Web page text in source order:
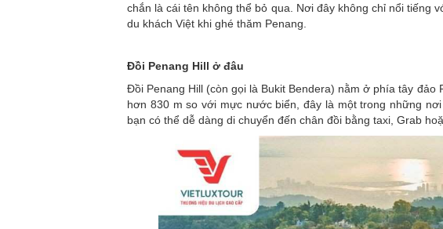
chắn là cái tên không thể bỏ qua. Nơi đây không chỉ nổi tiếng
du khách Việt khi ghé thăm Penang.
Đồi Penang Hill ở đâu
Đồi Penang Hill (còn gọi là Bukit Bendera) nằm ở phía tây
hơn 830 m so với mực nước biển, đây là một trong những
bạn có thể dễ dàng di chuyển đến chân đồi bằng taxi, Grab